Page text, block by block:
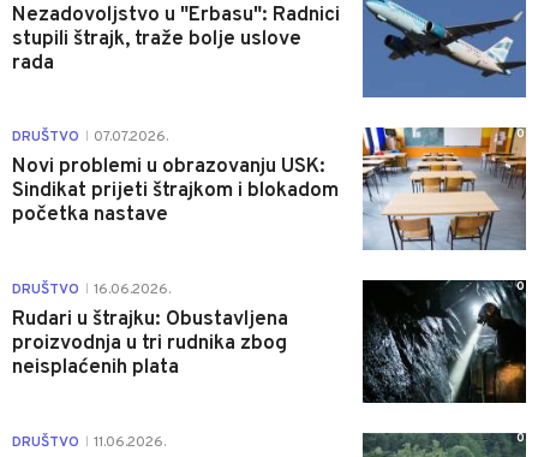
Nezadovoljstvo u "Erbasu": Radnici
stupili štrajk, traže bolje uslove
rada
DRUŠTVO 07.07.2026.
Novi problemi u obrazovanju USK:
Sindikat prijeti štrajkom i blokadom
početka nastave
0
DRUŠTVO 16.06.2026.
Rudari u štrajku: Obustavljena
proizvodnja u tri rudnika zbog
neisplaćenih plata
0
DRUŠTVO 11.06.2026. 0